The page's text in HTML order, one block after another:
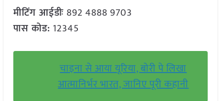
मीटिंग आईडीः892 4888 9703
पास कोड: 12345
चाइना से आया यूरिया, बोरी पे लिखा
आत्मानिर्भर भारत, जानिए पूरी कहानी